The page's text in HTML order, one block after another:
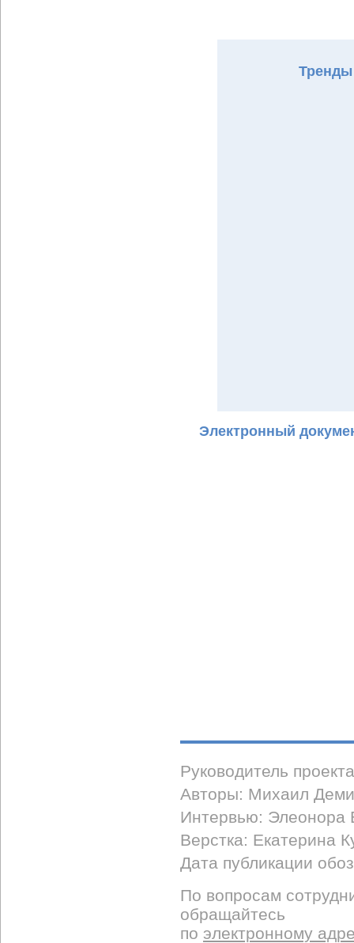
Тренды
Электронный
Руководитель
Авторы: Михаил
Интервью: Элеонора
Верстка: Екатерина
Дата публикации
По вопросам
обращайтесь
по электронному